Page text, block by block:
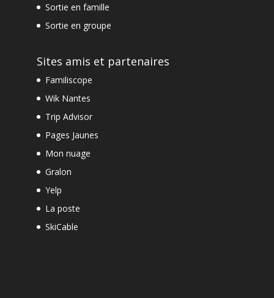
Sortie en famille
Sortie en groupe
Sites amis et partenaires
Familiscope
Wik Nantes
Trip Advisor
Pages Jaunes
Mon nuage
Gralon
Yelp
La poste
SkiCable